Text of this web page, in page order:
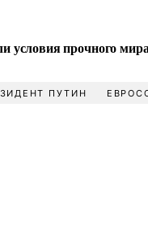
условия прочного
ПУТИН